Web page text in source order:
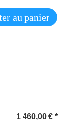
au panier
1 460,00 € *